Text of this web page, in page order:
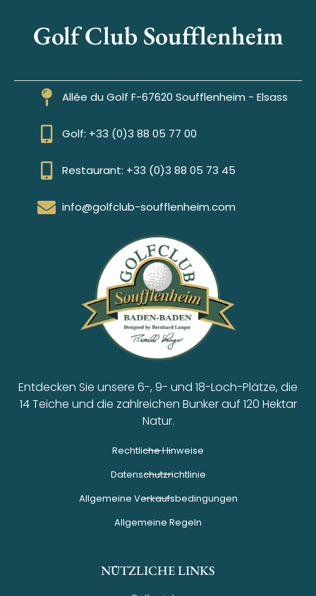
Golf Club Soufflenheim
Allée du Golf F-67620 Soufflenheim - Elsass
Golf: +33 (0)3 88 05 77 00
Restaurant: +33 (0)3 88 05 73 45
info@golfclub-soufflenheim.com
Entdecken Sie unsere 6-, 9- und 18-Loch-Plätze, die
14 Teiche und die zahlreichen Bunker auf 120 Hektar
Natur.
Rechtliche Hinweise
Datenschutzrichtlinie
Allgemeine Verkaufsbedingungen
Allgemeine Regeln
NÜTZLICHE LINKS